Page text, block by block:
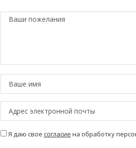
Я даю свое согласие на обработку